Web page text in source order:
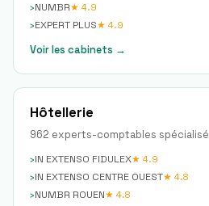
›NUMBR★ 4.9
›EXPERT PLUS★ 4.9
Voir les cabinets →
Hôtellerie
962 experts-comptables spécialisé
›IN EXTENSO FIDULEX★ 4.9
›IN EXTENSO CENTRE OUEST★ 4.8
›NUMBR ROUEN★ 4.8